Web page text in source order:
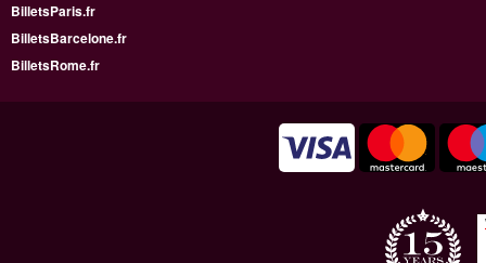
BilletsParis.fr
BilletsBarcelone.fr
BilletsRome.fr